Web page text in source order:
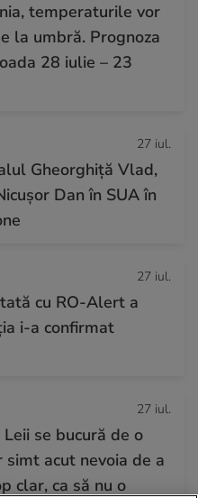
temperaturile vor
la umbră. Prognoza
28 iulie – 23
27 iul.
Gheorghiță Vlad,
Dan în SUA în
27 iul.
cu RO-Alert a
i-a confirmat
27 iul.
se bucură de o
acut nevoia de a
clar, ca să nu o